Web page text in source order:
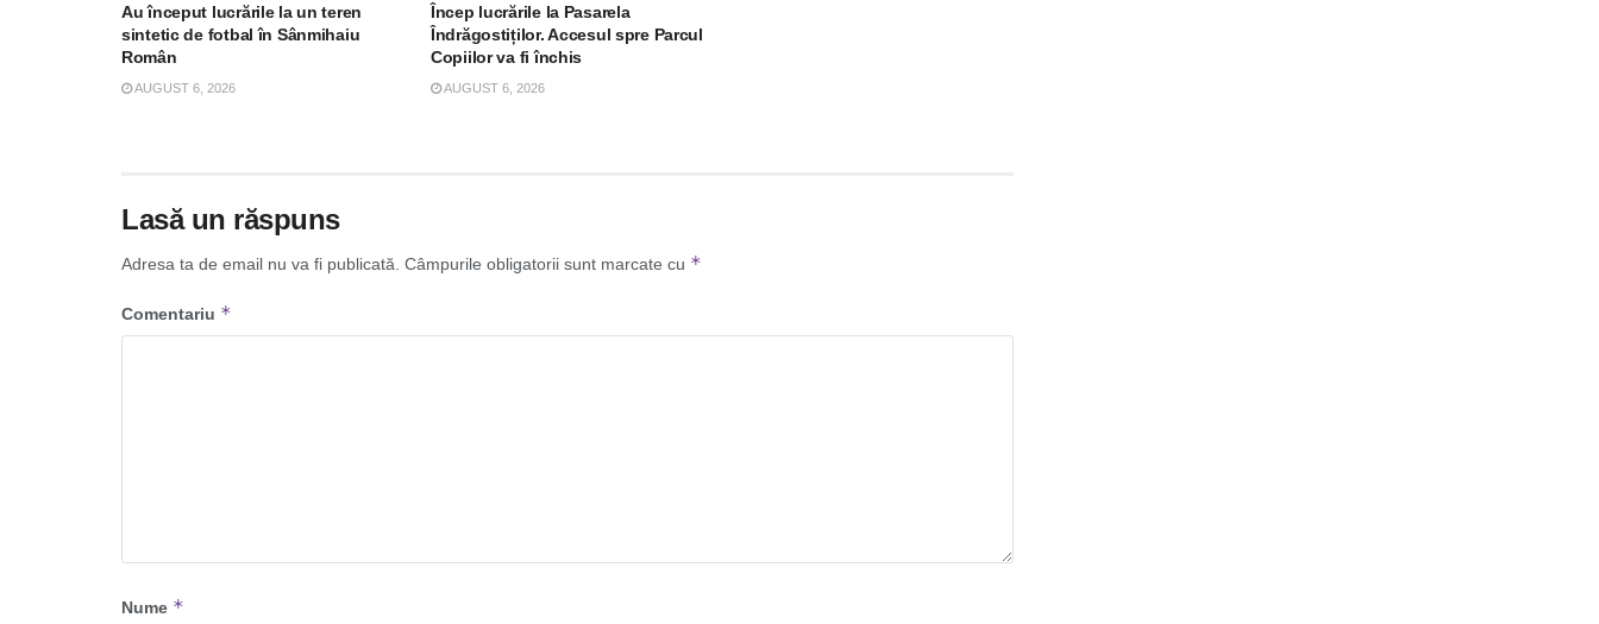
Au început lucrările la un teren
sintetic de fotbal în Sânmihaiu
Român
AUGUST 6, 2026
Încep lucrările la Pasarela
Îndrăgostiților. Accesul spre Parcul
Copiilor va fi închis
AUGUST 6, 2026
Lasă un răspuns
Adresa ta de email nu va fi publicată. Câmpurile obligatorii sunt marcate cu *
Comentariu *
Nume *